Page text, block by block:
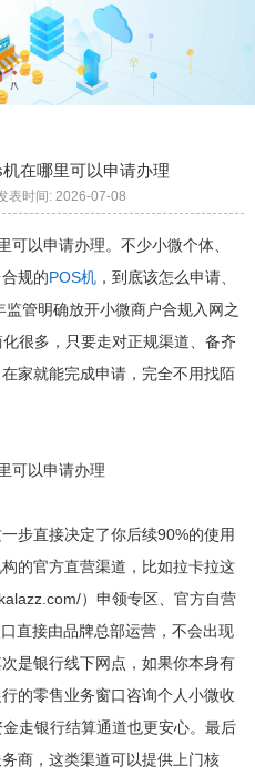
在哪里可以申请办理
表时间: 2026-07-08
以申请办理。不少小微个体、
规的POS机 ，到底该怎么申请、
管明确放开小微商户合规入网之
很多，只要走对正规渠道、备齐
家就能完成申请，完全不用找陌
以申请办理
直接决定了你后续90%的使用
的官方直营渠道，比如拉卡拉这
）申领专区、官方自营
直接由品牌总部运营，不会出现
是银行线下网点，如果你本身有
的零售业务窗口咨询个人小微收
走银行结算通道也更安心。最后
商，这类渠道可以提供上门核